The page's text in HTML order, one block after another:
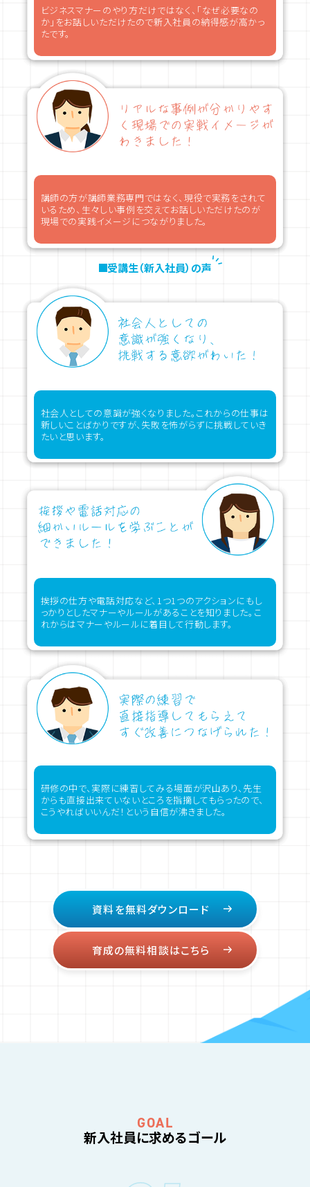
ビジネスマナーのやり方だけではなく、「なぜ必要なの
か」をお話しいただけたので新入社員の納得感が高かっ
たです。
講師の方が講師業務専門ではなく、現役で実務をされて
いるため、生々しい事例を交えてお話しいただけたのが
現場での実践イメージにつながりました。
受講生（新入社員）の声
社会人としての意識が強くなりました。これからの仕事は
新しいことばかりですが、失敗を怖がらずに挑戦していき
たいと思います。
挨拶の仕方や電話対応など、1つ1つのアクションにもし
っかりとしたマナーやルールがあることを知りました。こ
れからはマナーやルールに着目して行動します。
研修の中で、実際に練習してみる場面が沢山あり、先生
からも直接出来ていないところを指摘してもらったので、
こうやればいいんだ！という自信が沸きました。
資料を無料ダウンロード
育成の無料相談はこちら
新入社員に求めるゴール